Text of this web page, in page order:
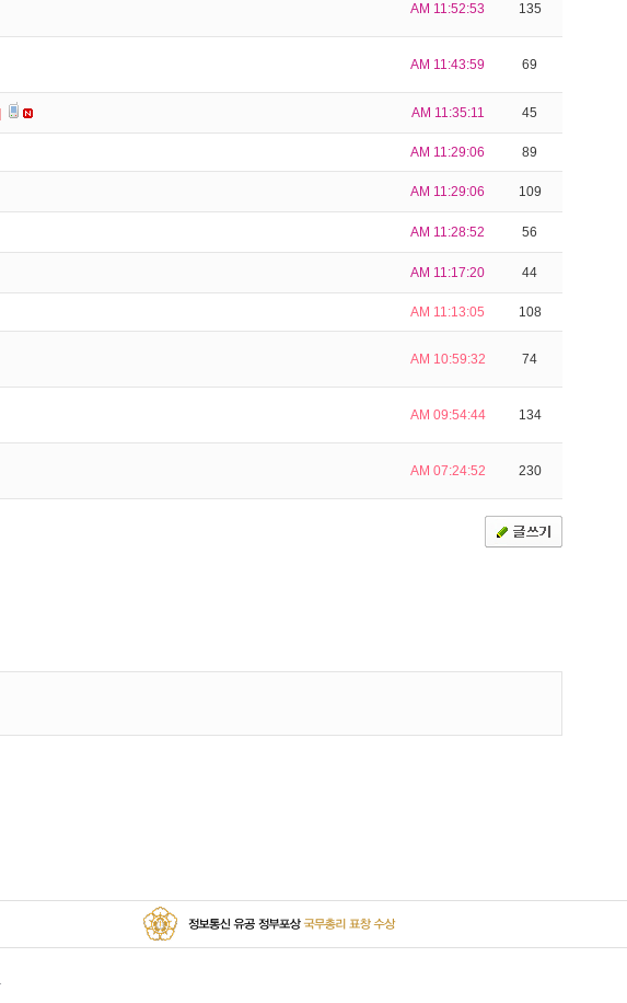
AM 11:52:53 135
AM 11:43:59 69
AM 11:35:11 45
AM 11:29:06 89
AM 11:29:06 109
AM 11:28:52 56
AM 11:17:20 44
AM 11:13:05 108
AM 10:59:32 74
AM 09:54:44 134
AM 07:24:52 230